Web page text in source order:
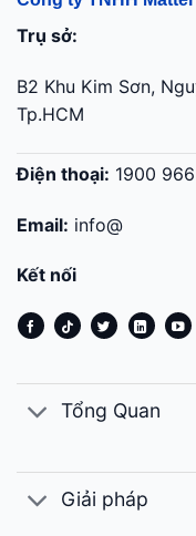
Trụ sở:
B2 Khu Kim Sơn,
Tp.HCM
Điện thoại: 1900
Email: info@
Kết nối
Tổng Quan
Giải pháp